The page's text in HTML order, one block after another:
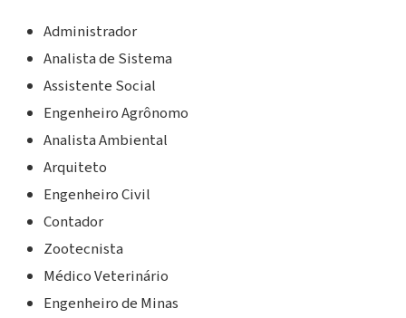
Administrador
Analista de Sistema
Assistente Social
Engenheiro Agrônomo
Analista Ambiental
Arquiteto
Engenheiro Civil
Contador
Zootecnista
Médico Veterinário
Engenheiro de Minas